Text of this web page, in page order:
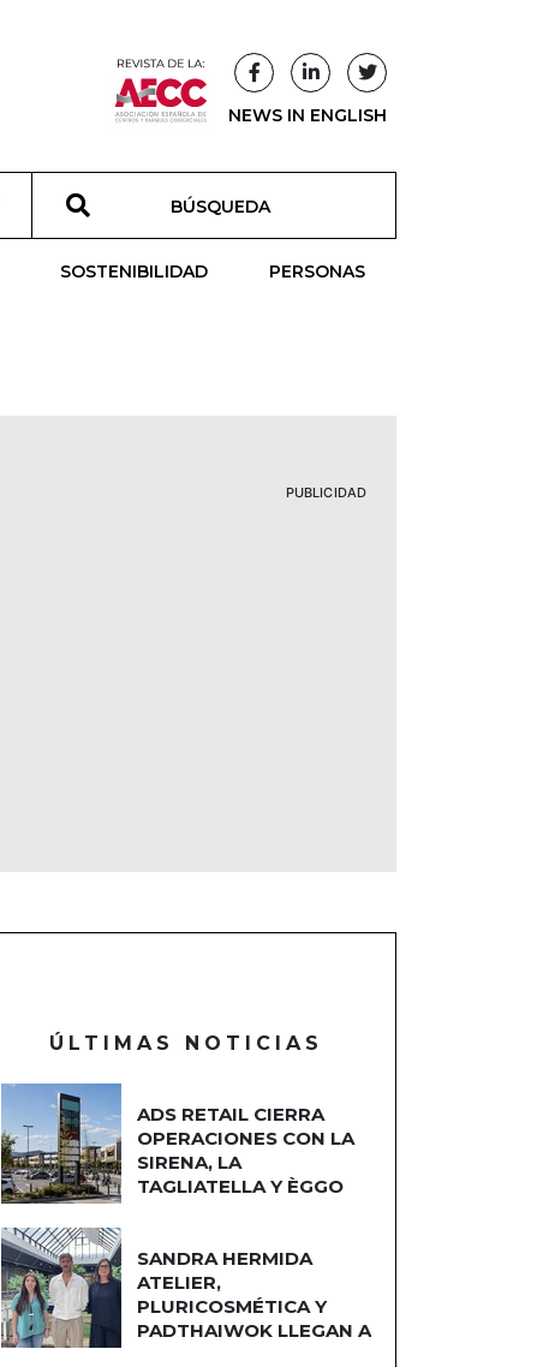
NEWS IN ENGLISH
SOSTENIBILIDAD PERSONAS
PUBLICIDAD
ÚLTIMAS NOTICIAS
ADS RETAIL CIERRA
OPERACIONES CON LA
SIRENA, LA
TAGLIATELLA Y ÈGGO
SANDRA HERMIDA
ATELIER,
PLURICOSMÉTICA Y
PADTHAIWOK LLEGAN A